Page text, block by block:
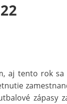
aj tento rok sa
zápasy